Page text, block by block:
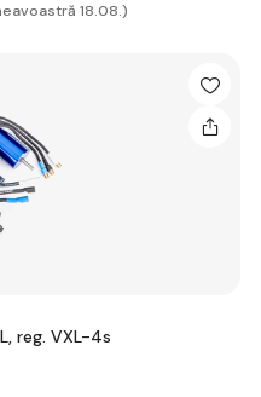
18.08.)
reg. VXL-4s